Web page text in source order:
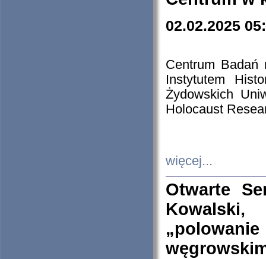
02.02.2025
Centrum Badań
Instytutem
Żydowskich
Holocaust
więcej...
Otwarte